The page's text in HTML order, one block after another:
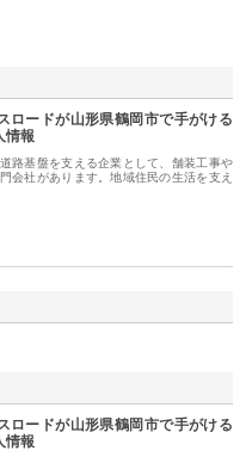
ロードが山形県鶴岡市で手がける
情報
路基盤を支える企業として、舗装工事や
会社があります。地域住民の生活を支え
ロードが山形県鶴岡市で手がける
情報